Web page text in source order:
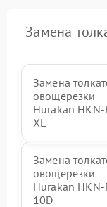
Замена
Замена
овощерезки
Hurakan HKN-
XL
Замена
овощерезки
Hurakan HKN-
10D